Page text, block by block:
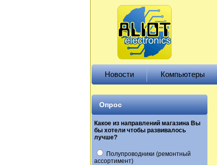
Новости Компьютеры
Опрос
Какое из направлений магазина Вы
бы хотели чтобы развивалось
лучше?
Полупроводники (ремонтный
ассортимент)